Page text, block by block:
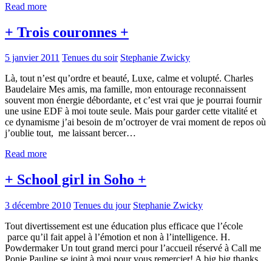
Read more
+ Trois couronnes +
5 janvier 2011 Tenues du soir Stephanie Zwicky
Là, tout n’est qu’ordre et beauté, Luxe, calme et volupté. Charles
Baudelaire Mes amis, ma famille, mon entourage reconnaissent
souvent mon énergie débordante, et c’est vrai que je pourrai fournir
une usine EDF à moi toute seule. Mais pour garder cette vitalité et
ce dynamisme j’ai besoin de m’octroyer de vrai moment de repos où
j’oublie tout, me laissant bercer…
Read more
+ School girl in Soho +
3 décembre 2010 Tenues du jour Stephanie Zwicky
Tout divertissement est une éducation plus efficace que l’école
parce qu’il fait appel à l’émotion et non à l’intelligence. H.
Powdermaker Un tout grand merci pour l’accueil réservé à Call me